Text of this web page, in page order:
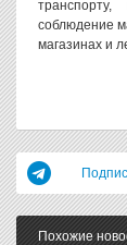
соблюдение
магазинах и
Похожие